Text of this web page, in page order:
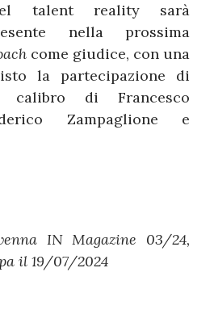
talent reality sarà
nella prossima
come giudice, con una
la partecipazione di
calibro di Francesco
Zampaglione e
IN Magazine 03/24,
il 19/07/2024